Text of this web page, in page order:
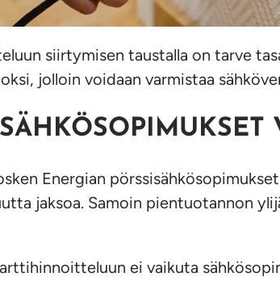
siirtymisen taustalla on tarve
jolloin voidaan varmistaa
Energian
jaksoa. Samoin pientuotannon
ei vaikuta